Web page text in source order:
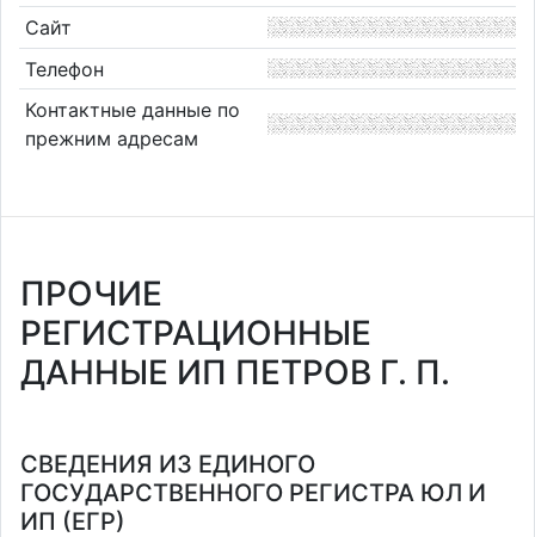
Сайт
Телефон
Контактные данные по
прежним адресам
ПРОЧИЕ
РЕГИСТРАЦИОННЫЕ
ДАННЫЕ ИП ПЕТРОВ Г. П.
СВЕДЕНИЯ ИЗ ЕДИНОГО
ГОСУДАРСТВЕННОГО РЕГИСТРА ЮЛ И
ИП (ЕГР)